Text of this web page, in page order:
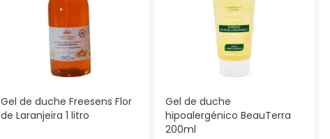
Gel de duche Freesens Flor
de Laranjeira 1 litro
Gel de duche
hipoalergénico BeauTerra
200ml